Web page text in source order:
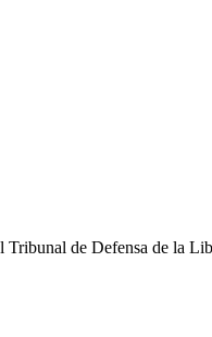
de Defensa de la